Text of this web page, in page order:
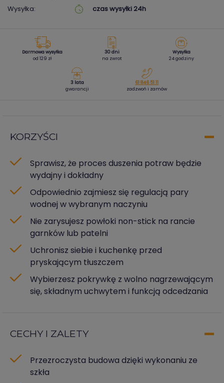
Wysyłka:
czas wysyłki 24h
Darmowa wysyłka
od 129 zł
30 dni
na zwrot
Wysyłka
24 godziny
3 lata
gwarancji
61 846 51 11
zadzwoń i zamów
KORZYŚCI
Sprawisz, że proces duszenia potraw będzie
wydajny i dokładny
Odpowiednio zajmiesz się regulacją pary
wodnej w wybranym naczyniu
Nie zarysujesz powłoki non-stick na rancie
garnków lub patelni
Uchronisz siebie i kuchenkę przed
pryskającym tłuszczem
Wybierzesz pokrywkę z wolno nagrzewającym
się, składnym uchwytem i funkcją odcedzania
CECHY I ZALETY
Przezroczysta budowa dzięki wykonaniu ze
szkła